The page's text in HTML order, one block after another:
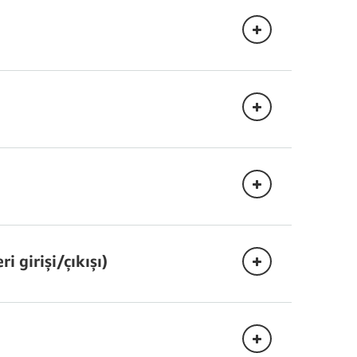
cinsinden faturalandırılır. WCU'lar
DynamoDB için
girişi/çıkışı)